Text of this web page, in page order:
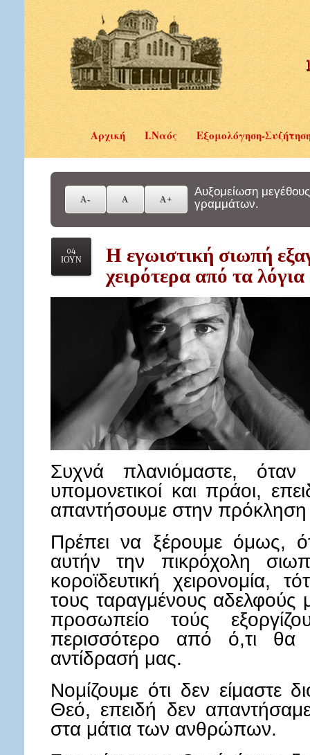
Αρχική Ι.Ναός Εξομολόγηση-
Αυξομείωση μεγέθους
γραμμάτων.
04
ΙΟΥΝ
Η εγωιστική σιωπή
χειρότερα από τα
Συχνά πλανιόμαστε, όταν
υπομονετικοί και πράοι,
απαντήσουμε στην
Πρέπει να ξέρουμε όμως,
αυτήν την πικρόχολη
κοροϊδευτική χειρονομία,
τους ταραγμένους αδελφούς
προσωπείο τούς
περισσότερο από ό,τι θα
αντίδρασή μας.
Νομίζουμε ότι δεν είμαστε
Θεό, επειδή δεν
στα μάτια των ανθρώπων.